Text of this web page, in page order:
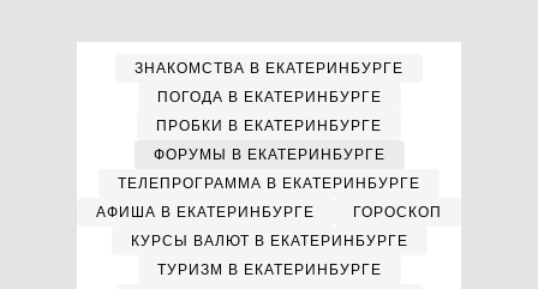
ЗНАКОМСТВА В ЕКАТЕРИНБУРГЕ
ПОГОДА В ЕКАТЕРИНБУРГЕ
ПРОБКИ В ЕКАТЕРИНБУРГЕ
ФОРУМЫ В ЕКАТЕРИНБУРГЕ
ТЕЛЕПРОГРАММА В ЕКАТЕРИНБУРГЕ
АФИША В ЕКАТЕРИНБУРГЕ
ГОРОСКОП
КУРСЫ ВАЛЮТ В ЕКАТЕРИНБУРГЕ
ТУРИЗМ В ЕКАТЕРИНБУРГЕ